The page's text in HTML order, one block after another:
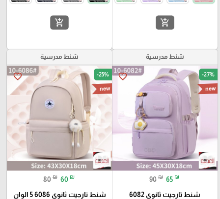
add_shopping_cart
add_shopping_cart
شنط مدرسية
favorite_border -27%
new
90 ₪ 65 ₪
شنط تارجيت ثانوي 6082
شنط مدرسية
favorite_border -25%
new
80 ₪ 60 ₪
شنط تارجيت ثانوي 6086 5 الوان